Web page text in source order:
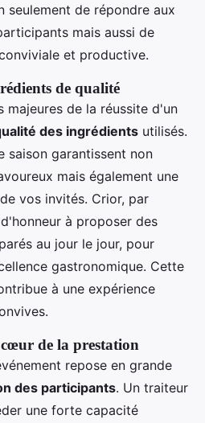
seulement de répondre aux
mais aussi de
et productive.
de qualité
majeures de la réussite d'un
des ingrédients utilisés.
saison garantissent non
mais également une
vos invités. Crior, par
à proposer des
au jour le jour, pour
gastronomique. Cette
à une expérience
de la prestation
repose en grande
des participants. Un traiteur
une forte capacité